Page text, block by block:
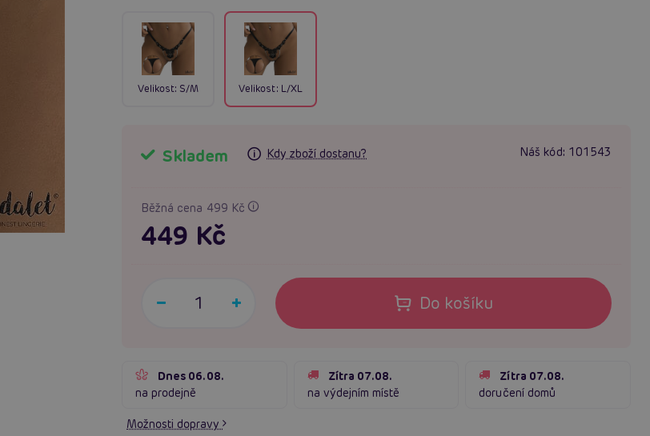
Velikost: S/M Velikost: L/XL
Skladem Kdy zboží dostanu? Náš kód: 101543
Běžná cena 499 Kč
449 Kč
Do košíku
Dnes 06.08.
na prodejně
Zítra 07.08.
na výdejním místě
Zítra 07.08.
doručení domů
Možnosti dopravy